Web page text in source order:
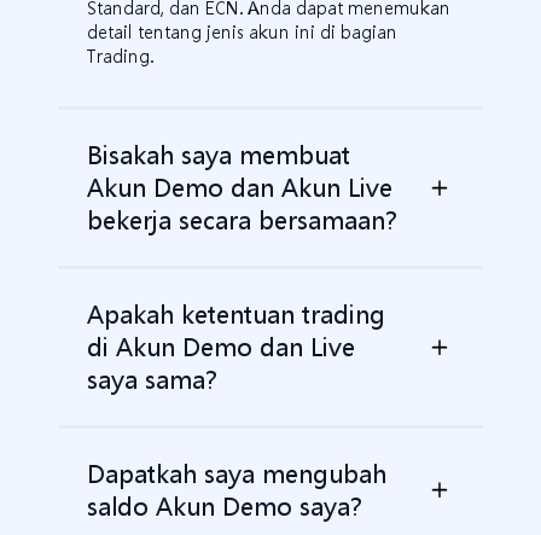
Standard, dan ECN. Anda dapat menemukan
detail tentang jenis akun ini di bagian
Trading.
Bisakah saya membuat
Akun Demo dan Akun Live
bekerja secara bersamaan?
Apakah ketentuan trading
di Akun Demo dan Live
saya sama?
Dapatkah saya mengubah
saldo Akun Demo saya?